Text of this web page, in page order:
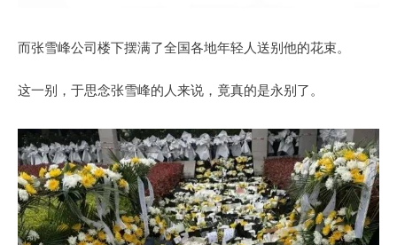
而张雪峰公司楼下摆满了全国各地年轻人送别他的花束。
这一别，于思念张雪峰的人来说，竟真的是永别了。